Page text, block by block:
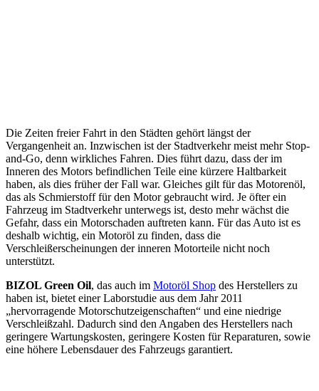
Die Zeiten freier Fahrt in den Städten gehört längst der
Vergangenheit an. Inzwischen ist der Stadtverkehr meist mehr Stop-
and-Go, denn wirkliches Fahren. Dies führt dazu, dass der im
Inneren des Motors befindlichen Teile eine kürzere Haltbarkeit
haben, als dies früher der Fall war. Gleiches gilt für das Motorenöl,
das als Schmierstoff für den Motor gebraucht wird. Je öfter ein
Fahrzeug im Stadtverkehr unterwegs ist, desto mehr wächst die
Gefahr, dass ein Motorschaden auftreten kann. Für das Auto ist es
deshalb wichtig, ein Motoröl zu finden, dass die
Verschleißerscheinungen der inneren Motorteile nicht noch
unterstützt.
BIZOL Green Oil, das auch im Motoröl Shop des Herstellers zu
haben ist, bietet einer Laborstudie aus dem Jahr 2011
„hervorragende Motorschutzeigenschaften“ und eine niedrige
Verschleißzahl. Dadurch sind den Angaben des Herstellers nach
geringere Wartungskosten, geringere Kosten für Reparaturen, sowie
eine höhere Lebensdauer des Fahrzeugs garantiert.